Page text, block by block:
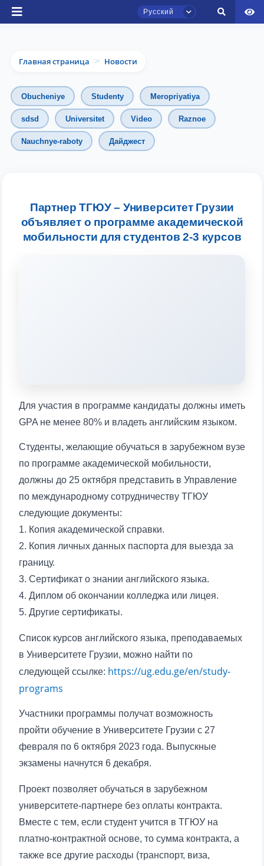
Русский
Главная страница > Новости
Obucheniye Studenty Meropriyatiya
sdsd Universitet Video Raznoe
Nauchnye-raboty Дайджест
Партнер ТГЮУ – Университет Грузии
объявляет о программе академической
мобильности для студентов 2-3 курсов
Для участия в программе кандидаты должны иметь
GPA не менее 80% и владеть английским языком.
Студенты, желающие обучаться в зарубежном вузе
по программе академической мобильности,
должны до 25 октября представить в Управление
по международному сотрудничеству ТГЮУ
следующие документы:
1. Копия академической справки.
2. Копия личных данных паспорта для выезда за
границу.
3. Сертификат о знании английского языка.
4. Диплом об окончании колледжа или лицея.
5. Другие сертификаты.
Список курсов английского языка, преподаваемых
в Университете Грузии, можно найти по
следующей ссылке: https://ug.edu.ge/en/study-
programs
Участники программы получат возможность
пройти обучение в Университете Грузии с 27
февраля по 6 октября 2023 года. Выпускные
экзамены начнутся 6 декабря.
Проект позволяет обучаться в зарубежном
университете-партнере без оплаты контракта.
Вместе с тем, если студент учится в ТГЮУ на
платно-контрактной основе, то сумма контракта, а
также все другие расходы (транспорт, виза,
Чат приёмной комиссии ТГЮУ
приёмной комиссии ТГЮУ.
Оставляйте здесь свои обращения по
вопросам приёма.
✉️ Написать администратору